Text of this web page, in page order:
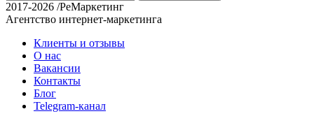
2017-2026 /РеМаркетинг
Агентство интернет-маркетинга
Клиенты и отзывы
О нас
Вакансии
Контакты
Блог
Telegram-канал